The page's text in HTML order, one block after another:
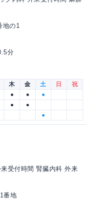
の1
分
木 金 土 日
祝
● ●
●
●
●
●
受付時間 腎臓内科 外来
番地